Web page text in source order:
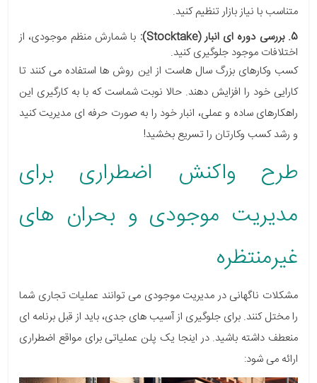
متناسب با نیاز بازار تنظیم کنید.
5. بررسی دوره ای انبار (Stocktake):
با شمارش منظم موجودی، از
اختلافات موجود جلوگیری کنید.
کسب وکارهای بزرگ سال هاست از این روش ها استفاده می کنند تا
کارایی خود را افزایش دهند. حالا نوبت شماست که با به کارگیری این
راهکارهای ساده و عملی، انبار خود را به صورت حرفه ای مدیریت کنید
و رشد کسب وکارتان را تسریع بخشید!
طرح واکنش اضطراری برای
مدیریت موجودی و بحران های
غیرمنتظره
مشکلات ناگهانی در مدیریت موجودی می توانند عملیات تجاری شما
را مختل کنند. برای جلوگیری از آسیب های جدی، باید از قبل برنامه ای
منعطف داشته باشید. در اینجا یک پلن عملیاتی برای مواقع اضطراری
ارائه می شود: